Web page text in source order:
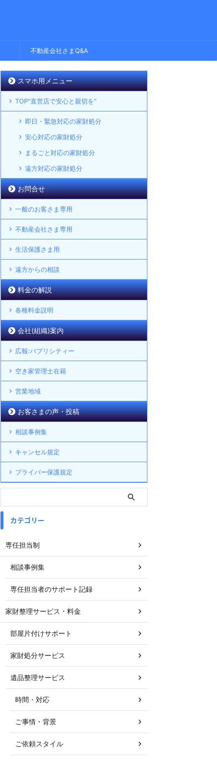
不動産会社さまQ&A
スマホ用メニュー
TOP"直営店で安心と親切を"
即日・緊急対応の家財処分
安心対応の家財処分
まるごと対応の家財処分
遠方対応の家財処分
お問合せ
一般のお客さま専用
不動産会社さま専用
生活保護さま用
遠方からの相談
料金の解説
各種料金説明
会社(組織)案内
広報:パブリシティー
空き家管理士在籍
営業地域
お客さまの声・投稿
相談事例集
キャンセル規定
プライバー保護規定
カテゴリー
専任担当制
相談事例集
専任担当者のサポート記録
家財整理サービス・料金
部屋片付けサポート
家財処分サービス
遺品整理サービス
時間・対応
ご事情・背景
ご依頼スタイル